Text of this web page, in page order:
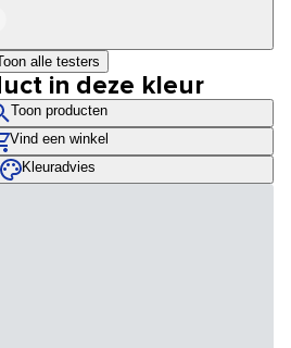
alle testers
in deze kleur
Toon producten
Vind een winkel
Kleuradvies